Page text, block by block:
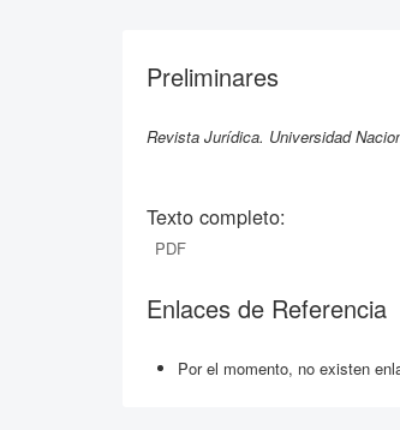
Preliminares
Revista Jurídica. Universidad
Texto completo:
PDF
Enlaces de Referencia
Por el momento, no existen